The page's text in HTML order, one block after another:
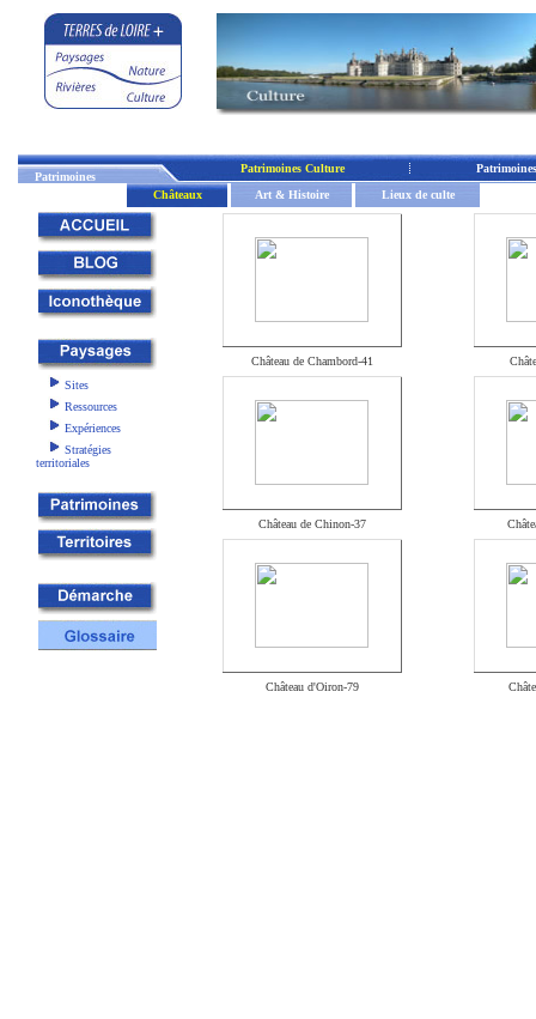
Patrimoines
Patrimoines Culture
Châteaux
Art & Histoire Lieux de culte
Sites
Ressources
Expériences
Stratégies
territoriales
Château de Chambord-41
Château de Chinon-37
Château d'Oiron-79